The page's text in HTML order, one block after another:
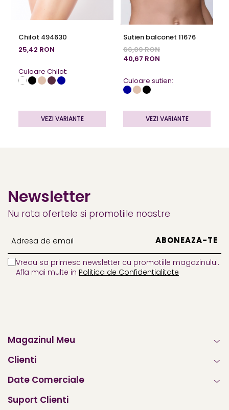
Chilot 494630
25,42 RON
Culoare Chilot:
VEZI VARIANTE
Sutien balconet 11676
66,09 RON
40,67 RON
Culoare sutien:
VEZI VARIANTE
Newsletter
Nu rata ofertele si promotiile noastre
Vreau sa primesc newsletter cu promotiile magazinului.
Afla mai multe in Politica de Confidentialitate
Magazinul Meu
Clienti
Date Comerciale
Suport Clienti